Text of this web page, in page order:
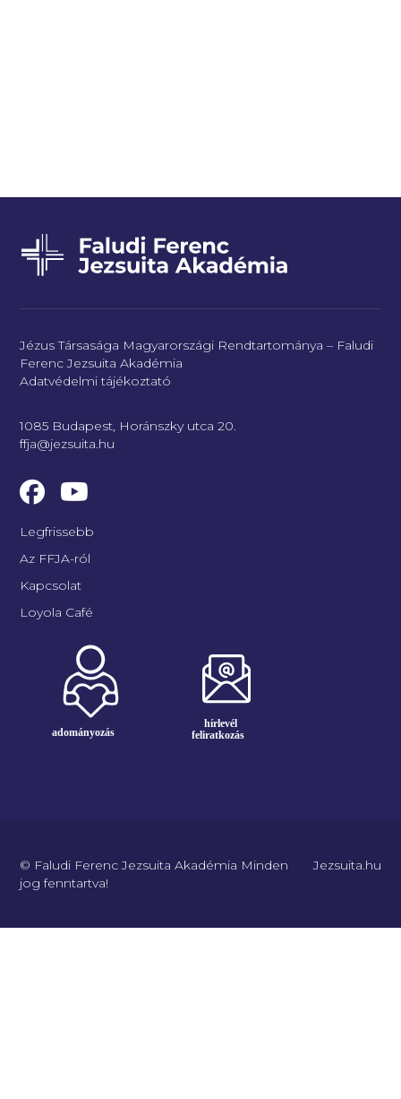
Jézus Társasága Magyarországi Rendtartománya – Faludi
Ferenc Jezsuita Akadémia
Adatvédelmi tájékoztató
1085 Budapest, Horánszky utca 20.
ffja@jezsuita.hu
Legfrissebb
Az FFJA-ról
Kapcsolat
Loyola Café
© Faludi Ferenc Jezsuita Akadémia Minden
jog fenntartva!
Jezsuita.hu